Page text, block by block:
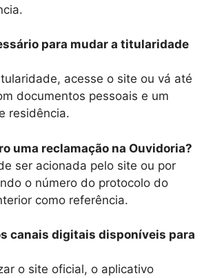
para mudar a titularidade
acesse o site ou vá até
documentos pessoais e um
residência.
uma reclamação na Ouvidoria?
ser acionada pelo site ou por
o número do protocolo do
como referência.
canais digitais disponíveis para
o site oficial, o aplicativo